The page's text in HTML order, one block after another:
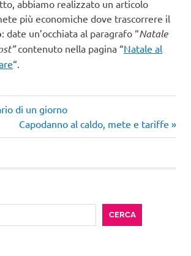
abbiamo realizzato un articolo
più economiche dove trascorrere il
: date un’occhiata al paragrafo “Natale
contenuto nella pagina “Natale al
“.
di un giorno
Articolo
successivo:
Capodanno al caldo, mete e tariffe
CERCA